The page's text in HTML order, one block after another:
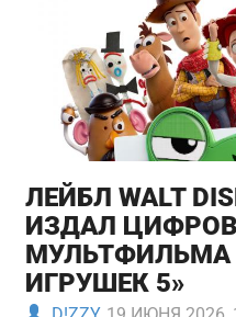
ЛЕЙБЛ WALT
ИЗДАЛ
МУЛЬТФИЛЬМА
ИГРУШЕК 5»